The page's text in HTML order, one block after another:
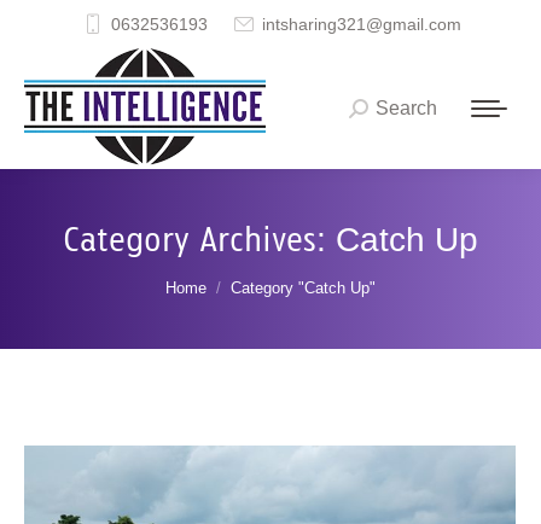
0632536193 intsharing321@gmail.com
Search:
Search
Category Archives: Catch Up
You are here:
Home Category "Catch Up"